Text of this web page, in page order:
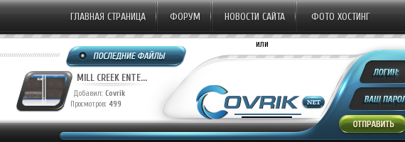
ГЛАВНАЯ СТРАНИЦА ФОРУМ НОВОСТИ САЙТА ФОТО ХОСТИНГ
MILL CREEK ENTE...
Добавил: Covrik
Просмотров: 499
или